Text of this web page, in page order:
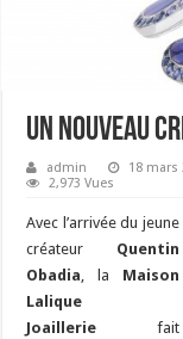
Un nouveau
admin 18 mars
2,973 Vues
Avec l’arrivée du jeune
créateur Quentin
Obadia, la Maison
Lalique
Joaillerie fait